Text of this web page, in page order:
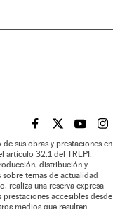
EL PAÍS BRASIL EN
EL PAÍSEL PAÍS
EL
sus obras y prestaciones en
artículo 32.1 del TRLPI;
distribución y
temas de actualidad
realiza una reserva expresa
accesibles desde
medios que resulten